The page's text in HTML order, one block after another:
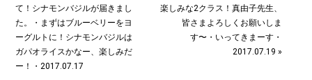
て！シナモンバジルが届きまし
た。・まずはブルーベリーをヨ
ーグルトに！シナモンバジルは
ガパオライスかなー、楽しみだ
ー！・2017.07.17
楽しみな2クラス！真由子先生、
皆さまよろしくお願いしま
す〜・いってきまーす・
2017.07.19 »